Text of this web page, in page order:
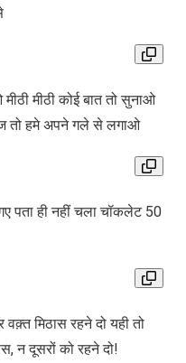
मीठी कोई बात तो सुनाओ
तो हमे अपने गले से लगाओ
पता ही नहीं चला चॉकलेट 50
वक़्त मिठास रहने दो यही तो
न दूसरों को रहने दो!